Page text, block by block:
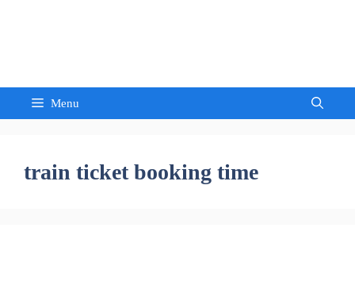
Menu
train ticket booking time